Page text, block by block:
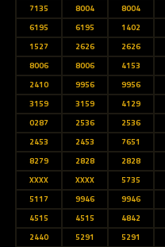
7135
8004 8004
6195
6195 1402
1527
2626 2626
8006
8006 4153
2410
9956 9956
3159
3159 4129
0287
2536 2536
2453
2453 7651
8279
2828 2828
XXXX
XXXX 5735
5117
9946 9946
4515
4515 4842
2440
5291 5291